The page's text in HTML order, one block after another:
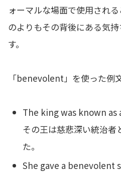
ォーマルな場面で使用され
のよりもその背後にある気
す。
「benevolent」を使った例
The king was known
その王は慈悲深い統治者
た。
She gave a